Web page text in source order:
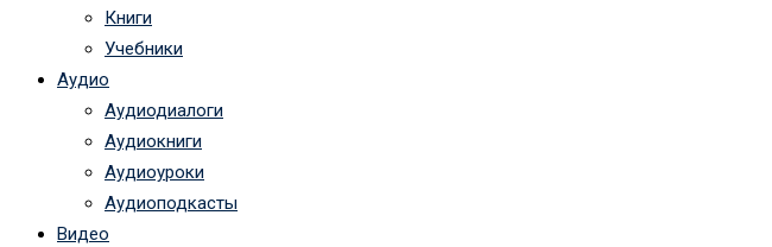
Книги
Учебники
Аудио
Аудиодиалоги
Аудиокниги
Аудиоуроки
Аудиоподкасты
Видео